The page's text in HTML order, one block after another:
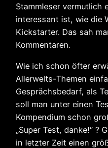
Stammleser vermutlich
interessant ist, wie die
Kickstarter. Das sah
Kommentaren.
Wie ich schon öfter
Allerwelts-Themen
Gesprächsbedarf, als
soll man unter einen
Kompendium schon
„Super Test, danke!“ ?
in letzter Zeit einen